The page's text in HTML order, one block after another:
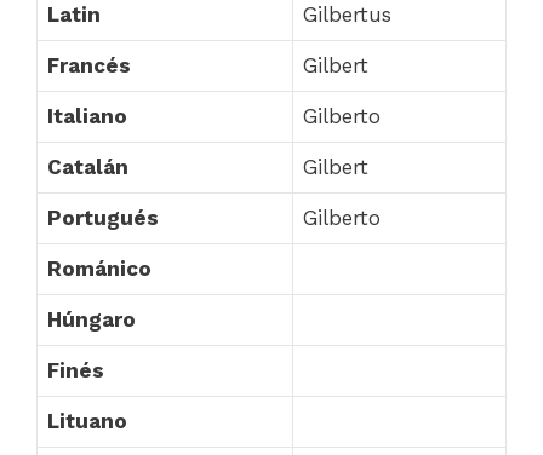
Latin Gilbertus
Francés Gilbert
Italiano Gilberto
Catalán Gilbert
Portugués Gilberto
Románico
Húngaro
Finés
Lituano